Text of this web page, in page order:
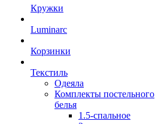
Кружки
Luminarc
Корзинки
Текстиль
Одеяла
Комплекты постельного
белья
1.5-спальное